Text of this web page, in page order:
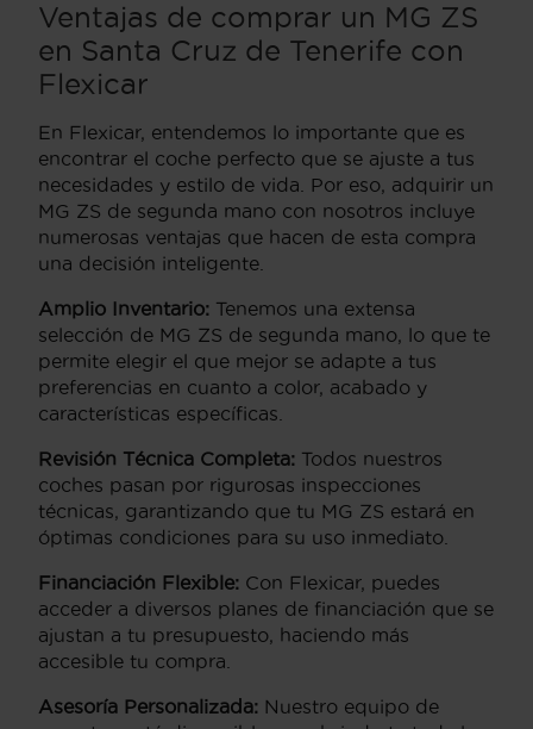
Ventajas de comprar un MG ZS
en Santa Cruz de Tenerife con
Flexicar
En Flexicar, entendemos lo importante que es
encontrar el coche perfecto que se ajuste a tus
necesidades y estilo de vida. Por eso, adquirir un
MG ZS de segunda mano con nosotros incluye
numerosas ventajas que hacen de esta compra
una decisión inteligente.
Amplio Inventario: Tenemos una extensa
selección de MG ZS de segunda mano, lo que te
permite elegir el que mejor se adapte a tus
preferencias en cuanto a color, acabado y
características específicas.
Revisión Técnica Completa: Todos nuestros
coches pasan por rigurosas inspecciones
técnicas, garantizando que tu MG ZS estará en
óptimas condiciones para su uso inmediato.
Financiación Flexible: Con Flexicar, puedes
acceder a diversos planes de financiación que se
ajustan a tu presupuesto, haciendo más
accesible tu compra.
Asesoría Personalizada: Nuestro equipo de